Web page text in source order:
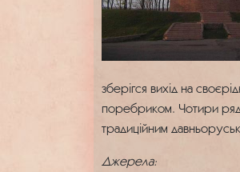
зберігся вихід на
поребриком. Чотири
традиційним
Джерела: